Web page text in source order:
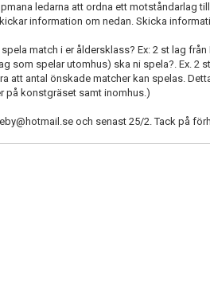
ledarna att ordna ett motståndarlag
information om nedan. Skicka
match i er åldersklass? Ex: 2 st lag från
som spelar utomhus) ska ni spela?. Ex. 2
att antal önskade matcher kan spelas.
på konstgräset samt inomhus.)
och senast 25/2. Tack på